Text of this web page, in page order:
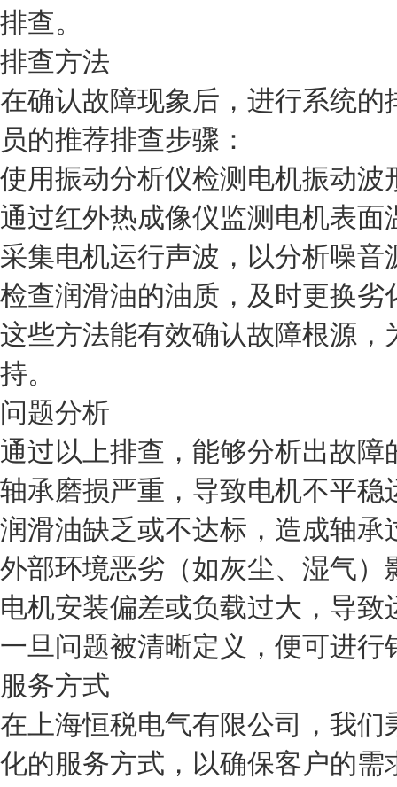
排查。
排查方法
在确认故障现象后，进行系统
员的推荐排查步骤：
使用振动分析仪检测电机振动
通过红外热成像仪监测电机表
采集电机运行声波，以分析噪音
检查润滑油的油质，及时更换劣
这些方法能有效确认故障根源
持。
问题分析
通过以上排查，能够分析出故障
轴承磨损严重，导致电机不平稳
润滑油缺乏或不达标，造成轴承
外部环境恶劣（如灰尘、湿气）
电机安装偏差或负载过大，导致
一旦问题被清晰定义，便可进
服务方式
在上海恒税电气有限公司，我
化的服务方式，以确保客户的